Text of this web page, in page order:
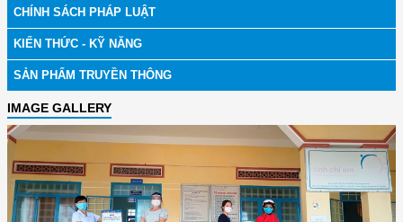
CHÍNH SÁCH PHÁP LUẬT
KIẾN THỨC - KỸ NĂNG
SẢN PHẨM TRUYỀN THÔNG
IMAGE GALLERY